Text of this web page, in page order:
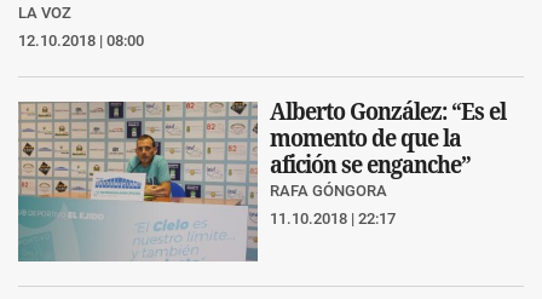
LA VOZ
12.10.2018 | 08:00
Alberto González: “Es el
momento de que la
afición se enganche”
RAFA GÓNGORA
11.10.2018 | 22:17